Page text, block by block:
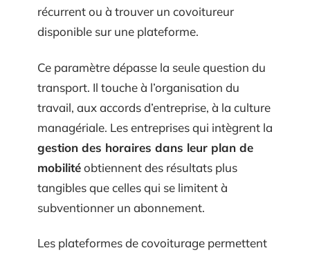
récurrent ou à trouver un covoitureur
disponible sur une plateforme.
Ce paramètre dépasse la seule question du
transport. Il touche à l’organisation du
travail, aux accords d’entreprise, à la culture
managériale. Les entreprises qui intègrent la
gestion des horaires dans leur plan de
mobilitéobtiennent des résultats plus
tangibles que celles qui se limitent à
subventionner un abonnement.
Les plateformes de covoiturage permettent